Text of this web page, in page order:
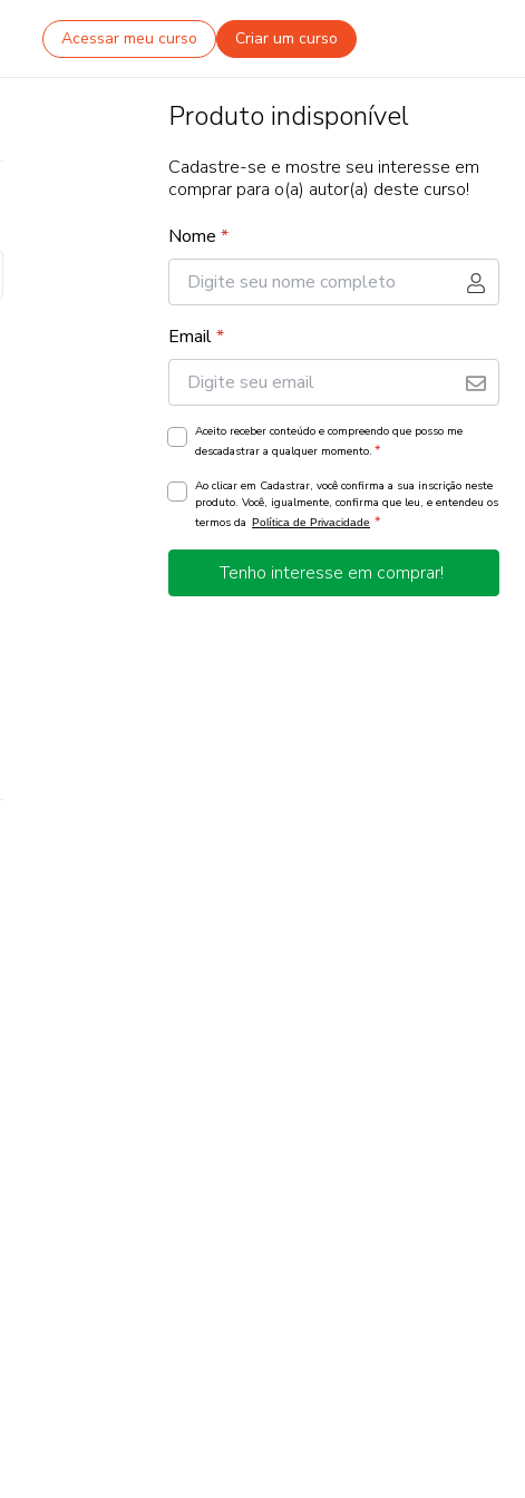
Acessar meu curso Criar um curso
Produto indisponível
Cadastre-se e mostre seu interesse em
comprar para o(a) autor(a) deste curso!
Nome *
Email*
Aceito receber conteúdo e compreendo que posso me
descadastrar a qualquer momento. *
Ao clicar em Cadastrar, você confirma a sua inscrição neste
produto. Você, igualmente, confirma que leu, e entendeu os
termos da Política de Privacidade *
Tenho interesse em comprar!